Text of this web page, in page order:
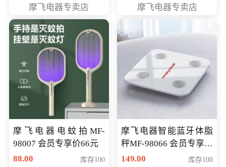
摩飞电器专卖店 摩飞电器专卖店
摩飞电器电蚊拍MF-
98007 会员专享价66元
88.00
库存100
摩飞电器智能蓝牙体脂
秤MF-98066 会员专享价
98元
149.00 库存100